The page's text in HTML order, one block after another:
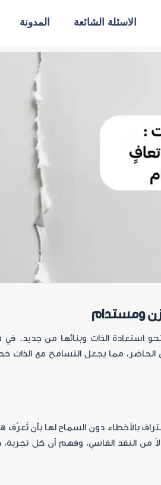
الاسئلة الشائعة المدونة
ومستدام
استعادة الذات وبنائها من جديد. في
الحاضر، مما يجعل التسامح مع الذات
بالأخطاء دون السماح لها بأن تُعرّف
من النقد القاسي، وفهم أن كل تجربة،